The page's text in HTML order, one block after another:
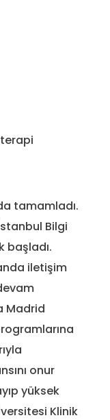
tamamladı.
Bilgi
başladı.
iletişim
Madrid
onur
yüksek
Klinik